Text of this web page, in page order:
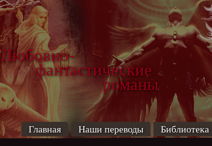
Любовно-
фантастические
романы
Главная Наши переводы Библиотека